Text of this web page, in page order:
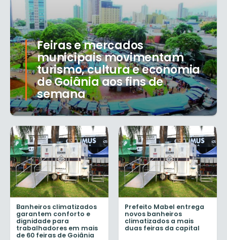
Feiras e mercados
municipais movimentam
turismo, cultura e economia
de Goiânia aos fins de
semana
Banheiros climatizados
garantem conforto e
dignidade para
trabalhadores em mais
de 60 feiras de Goiânia
Prefeito Mabel entrega
novos banheiros
climatizados a mais
duas feiras da capital